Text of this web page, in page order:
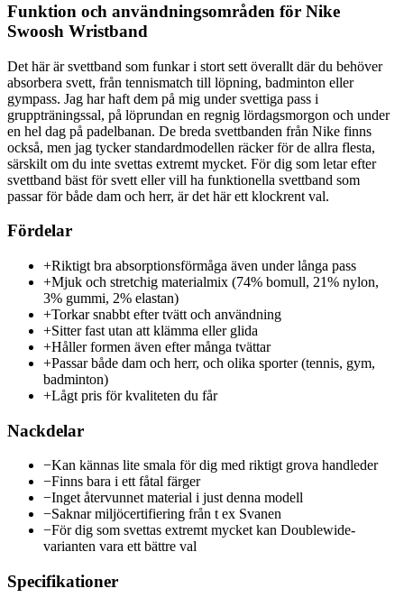
Funktion och användningsområden för Nike
Swoosh Wristband
Det här är svettband som funkar i stort sett överallt där du behöver
absorbera svett, från tennismatch till löpning, badminton eller
gympass. Jag har haft dem på mig under svettiga pass i
gruppträningssal, på löprundan en regnig lördagsmorgon och under
en hel dag på padelbanan. De breda svettbanden från Nike finns
också, men jag tycker standardmodellen räcker för de allra flesta,
särskilt om du inte svettas extremt mycket. För dig som letar efter
svettband bäst för svett eller vill ha funktionella svettband som
passar för både dam och herr, är det här ett klockrent val.
Fördelar
+Riktigt bra absorptionsförmåga även under långa pass
+Mjuk och stretchig materialmix (74% bomull, 21% nylon,
3% gummi, 2% elastan)
+Torkar snabbt efter tvätt och användning
+Sitter fast utan att klämma eller glida
+Håller formen även efter många tvättar
+Passar både dam och herr, och olika sporter (tennis, gym,
badminton)
+Lågt pris för kvaliteten du får
Nackdelar
−Kan kännas lite smala för dig med riktigt grova handleder
−Finns bara i ett fåtal färger
−Inget återvunnet material i just denna modell
−Saknar miljöcertifiering från t ex Svanen
−För dig som svettas extremt mycket kan Doublewide-
varianten vara ett bättre val
Specifikationer